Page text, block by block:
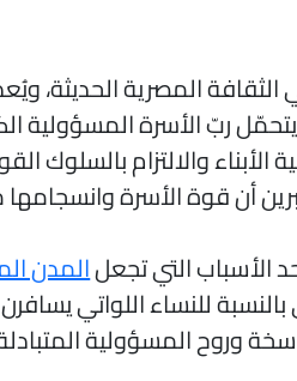
المصرية الحديثة،
ربّ الأسرة المسؤولية
والالتزام بالسلوك
أن قوة الأسرة وانسجامها
الأسباب التي تجعلالمدن
للنساء اللواتي
وروح المسؤولية